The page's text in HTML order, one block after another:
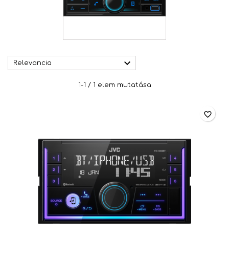
Relevancia 
1-1 / 1 elem mutatása
favorite_border